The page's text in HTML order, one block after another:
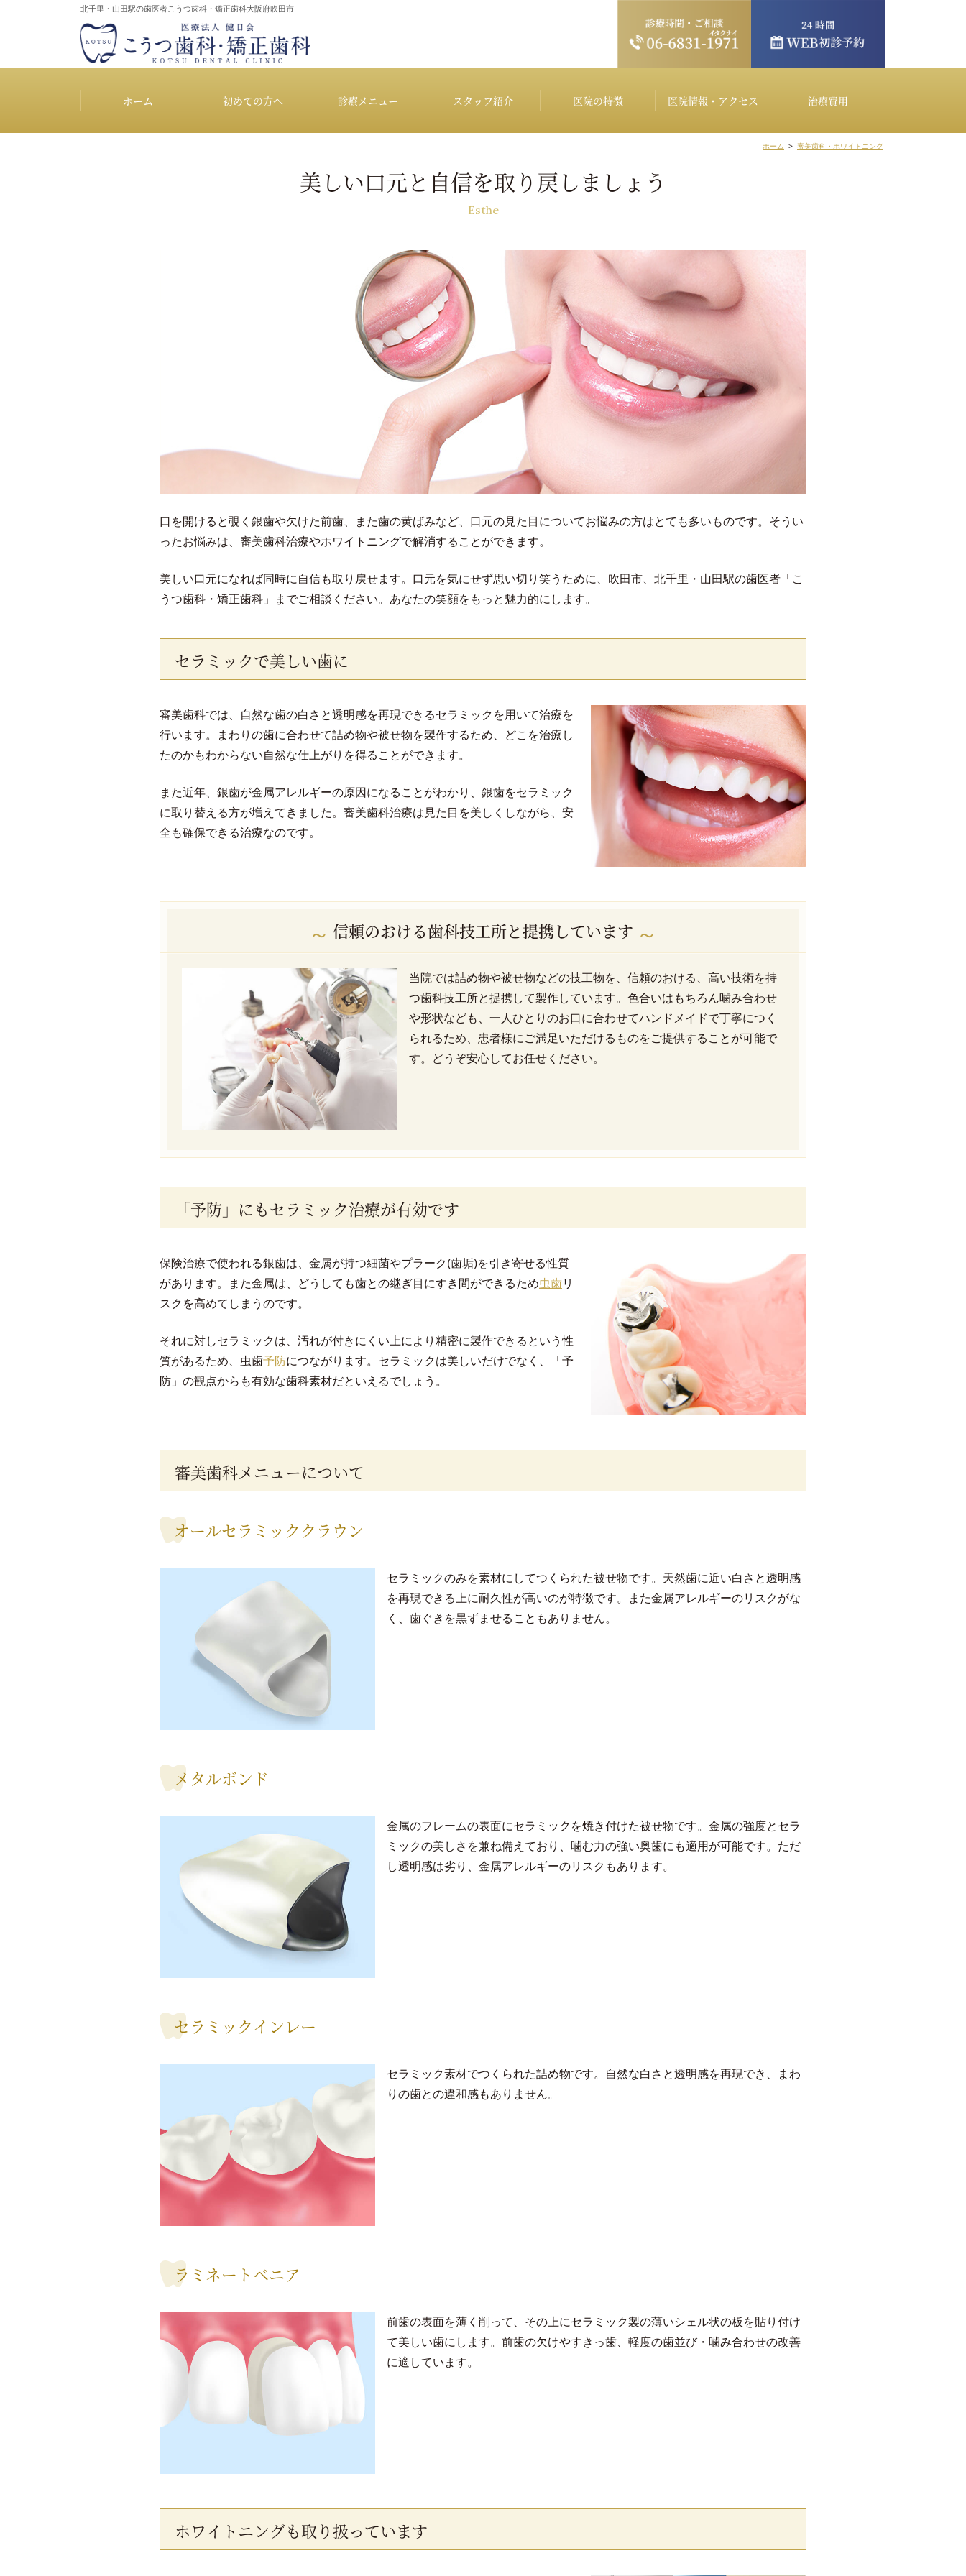
北千里・山田駅の歯医者こうつ歯科・矯正歯科大阪府吹田市
ホーム 初めての方へ 診療メニュー スタッフ紹介 医院の特徴 医院情報・アクセス 治療費用
ホーム > 審美歯科・ホワイトニング
美しい口元と自信を取り戻しましょう
Esthe
口を開けると覗く銀歯や欠けた前歯、また歯の黄ばみなど、口元の見た目についてお悩みの方はとても多いものです。そうい
ったお悩みは、審美歯科治療やホワイトニングで解消することができます。
美しい口元になれば同時に自信も取り戻せます。口元を気にせず思い切り笑うために、吹田市、北千里・山田駅の歯医者「こ
うつ歯科・矯正歯科」までご相談ください。あなたの笑顔をもっと魅力的にします。
セラミックで美しい歯に
審美歯科では、自然な歯の白さと透明感を再現できるセラミックを用いて治療を
行います。まわりの歯に合わせて詰め物や被せ物を製作するため、どこを治療し
たのかもわからない自然な仕上がりを得ることができます。
また近年、銀歯が金属アレルギーの原因になることがわかり、銀歯をセラミック
に取り替える方が増えてきました。審美歯科治療は見た目を美しくしながら、安
全も確保できる治療なのです。
信頼のおける歯科技工所と提携しています
当院では詰め物や被せ物などの技工物を、信頼のおける、高い技術を持
つ歯科技工所と提携して製作しています。色合いはもちろん噛み合わせ
や形状なども、一人ひとりのお口に合わせてハンドメイドで丁寧につく
られるため、患者様にご満足いただけるものをご提供することが可能で
す。どうぞ安心してお任せください。
「予防」にもセラミック治療が有効です
保険治療で使われる銀歯は、金属が持つ細菌やプラーク(歯垢)を引き寄せる性質
があります。また金属は、どうしても歯との継ぎ目にすき間ができるため虫歯 リ
スクを高めてしまうのです。
それに対しセラミックは、汚れが付きにくい上により精密に製作できるという性
質があるため、虫歯予防につながります。セラミックは美しいだけでなく、「予
防」の観点からも有効な歯科素材だといえるでしょう。
審美歯科メニューについて
オールセラミッククラウン
セラミックのみを素材にしてつくられた被せ物です。天然歯に近い白さと透明感
を再現できる上に耐久性が高いのが特徴です。また金属アレルギーのリスクがな
く、歯ぐきを黒ずませることもありません。
メタルボンド
金属のフレームの表面にセラミックを焼き付けた被せ物です。金属の強度とセラ
ミックの美しさを兼ね備えており、噛む力の強い奥歯にも適用が可能です。ただ
し透明感は劣り、金属アレルギーのリスクもあります。
セラミックインレー
セラミック素材でつくられた詰め物です。自然な白さと透明感を再現でき、まわ
りの歯との違和感もありません。
ラミネートベニア
前歯の表面を薄く削って、その上にセラミック製の薄いシェル状の板を貼り付け
て美しい歯にします。前歯の欠けやすきっ歯、軽度の歯並び・噛み合わせの改善
に適しています。
ホワイトニングも取り扱っています